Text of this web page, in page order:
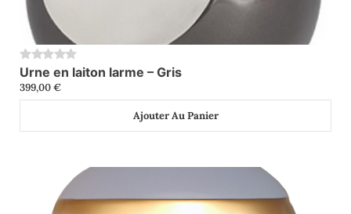
0Urne en laiton larme – Gris
399,00€
Ajouter Au Panier